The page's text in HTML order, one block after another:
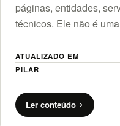
páginas, entidades,
técnicos. Ele não é
ATUALIZADO EM
PILAR
Ler conteúdo